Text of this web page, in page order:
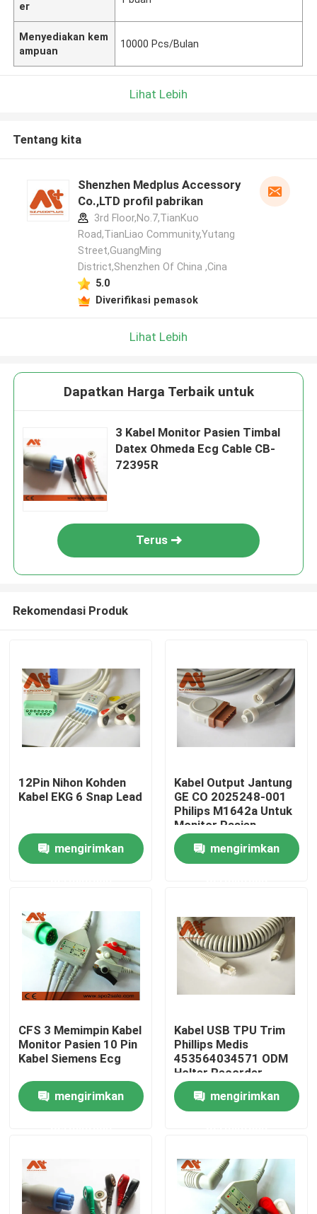
Rumah
Produk
Wisata pabrik
Kontrol kualitas
Hubungi kami
kabel monitor pasien
sensor spo2 yang dapat digunakan kembali
er
Menyediakan kem
ampuan
10000 Pcs/Bulan
Lihat Lebih
Tentang kita
Shenzhen Medplus Accessory
Co.,LTD profil pabrikan
3rd Floor,No.7,TianKuo
Road,TianLiao Community,Yutang
Street,GuangMing
District,Shenzhen Of China ,Cina
5.0
Diverifikasi pemasok
Lihat Lebih
Dapatkan Harga Terbaik untuk
3 Kabel Monitor Pasien Timbal
Datex Ohmeda Ecg Cable CB-
72395R
Terus
Rekomendasi Produk
12Pin Nihon Kohden
Kabel EKG 6 Snap Lead
mengirimkan
Kabel Output Jantung
GE CO 2025248-001
Philips M1642a Untuk
Monitor Pasien
mengirimkan
CFS 3 Memimpin Kabel
Monitor Pasien 10 Pin
Kabel Siemens Ecg
mengirimkan
Kabel USB TPU Trim
Phillips Medis
453564034571 ODM
Holter Recorder
mengirimkan